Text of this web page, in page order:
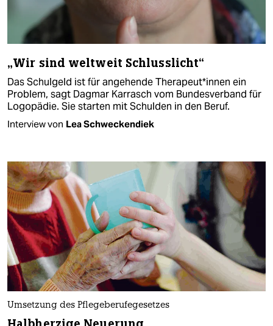
„Wir sind weltweit Schlusslicht“
Das Schulgeld ist für angehende Therapeut*innen ein
Problem, sagt Dagmar Karrasch vom Bundesverband für
Logopädie. Sie starten mit Schulden in den Beruf.
Interview von Lea Schweckendiek
Umsetzung des Pflegeberufegesetzes